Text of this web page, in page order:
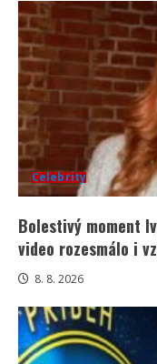
Celebrity
Bolestivý moment
video rozesmálo i
8. 8. 2026